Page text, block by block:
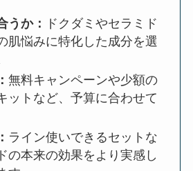
うか：
ドクダミやセラミド
肌悩みに特化した成分を選
無料キャンペーンや少額の
ットなど、予算に合わせて
ライン使いできるセットな
の本来の効果をより実感し